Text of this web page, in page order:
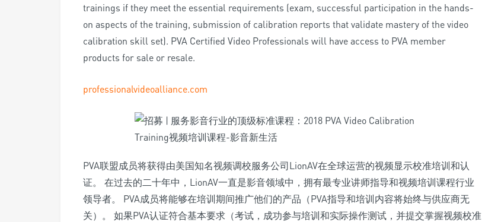
trainings if they meet the essential requirements (exam, successful participation in the hands-
on aspects of the training, submission of calibration reports that validate mastery of the video
calibration skill set). PVA Certified Video Professionals will have access to PVA member
products for sale or resale.
professionalvideoalliance.com
PVA联盟成员将获得由美国知名视频调校服务公司LionAV在全球运营的视频显示校准培训和认
证。 在过去的二十年中，LionAV一直是影音领域中，拥有最专业讲师指导和视频培训课程行业
领导者。 PVA成员将能够在培训期间推广他们的产品（PVA指导和培训内容将始终与供应商无
关）。 如果PVA认证符合基本要求（考试，成功参与培训和实际操作测试，并提交掌握视频校准